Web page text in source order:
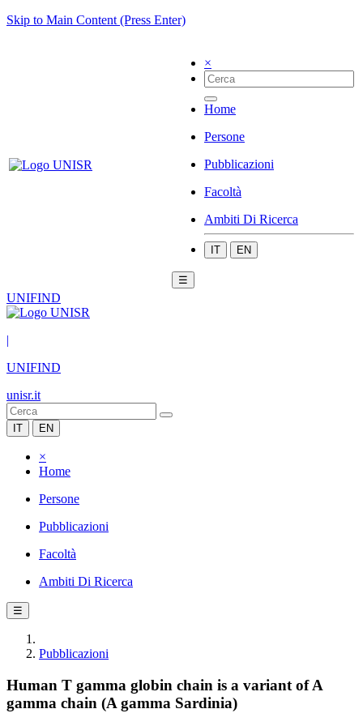
Skip to Main Content (Press Enter)
×
Home
Persone
Pubblicazioni
Facoltà
Ambiti Di Ricerca
IT EN
☰
UNIFIND
|
UNIFIND
unisr.it
IT EN
×
Home
Persone
Pubblicazioni
Facoltà
Ambiti Di Ricerca
☰
Pubblicazioni
Human T gamma globin chain is a variant of A
gamma chain (A gamma Sardinia)